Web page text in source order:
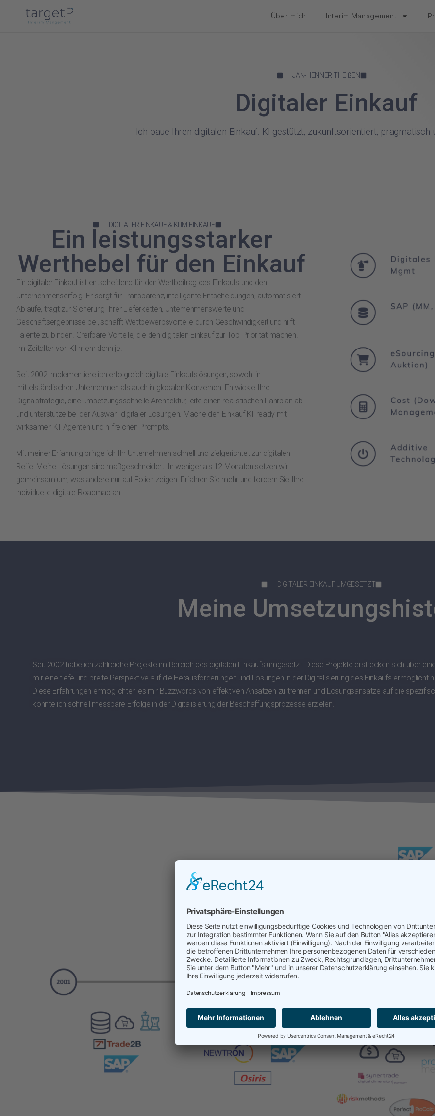
Über mich Interim Management
JAN-HENNER THEIßEN
Digitaler Einkauf
Ich baue Ihren digitalen Einkauf. KI-gestützt, zukunftsorientiert, pragmatisch
DIGITALER EINKAUF & KI IM EINKAUF
Ein leistungsstarker
Werthebel für den Einkauf
Ein digitaler Einkauf ist entscheidend für den Wertbeitrag des Einkaufs und den
Unternehmenserfolg. Er sorgt für Transparenz, intelligente Entscheidungen, automatisiert
Abläufe, trägt zur Sicherung Ihrer Lieferketten, Unternehmenswerte und
Geschäftsergebnisse bei, schafft Wettbewerbsvorteile durch Geschwindigkeit und hilft
Talente zu binden. Greifbare Vorteile, die den digitalen Einkauf zur Top-Priorität machen.
Im Zeitalter von KI mehr denn je.
Seit 2002 implementiere ich erfolgreich digitale Einkaufslösungen, sowohl in
mittelständischen Unternehmen als auch in globalen Konzernen. Entwickle Ihre
Digitalstrategie, eine umsetzungsschnelle Architektur, leite einen realistischen Fahrplan ab
und unterstütze bei der Auswahl digitaler Lösungen. Mache den Einkauf KI-ready mit
wirksamen KI-Agenten und hilfreichen Prompts.
Mit meiner Erfahrung bringe ich Ihr Unternehmen schnell und zielgerichtet zur digitalen
Reife. Meine Lösungen sind maßgeschneidert. In weniger als 12 Monaten setzen wir
gemeinsam um, was andere nur auf Folien zeigen. Erfahren Sie mehr und fordern Sie Ihre
individuelle digitale Roadmap an.
DIGITALER EINKAUF UMGESETZT
Meine
Seit 2002 habe ich zahlreiche Projekte im Bereich des digitalen Einkaufs umgesetzt. Diese Projekte erstrecken sich über
mir eine tiefe und breite Perspektive auf die Herausforderungen und Lösungen in der Digitalisierung des Einkaufs ermöglicht
Diese Erfahrungen ermöglichten es mir Buzzwords von effektiven Ansätzen zu trennen und Lösungsansätze auf die
konnte ich schnell messbare Erfolge in der Digitalisierung der Beschaffungsprozesse erzielen.